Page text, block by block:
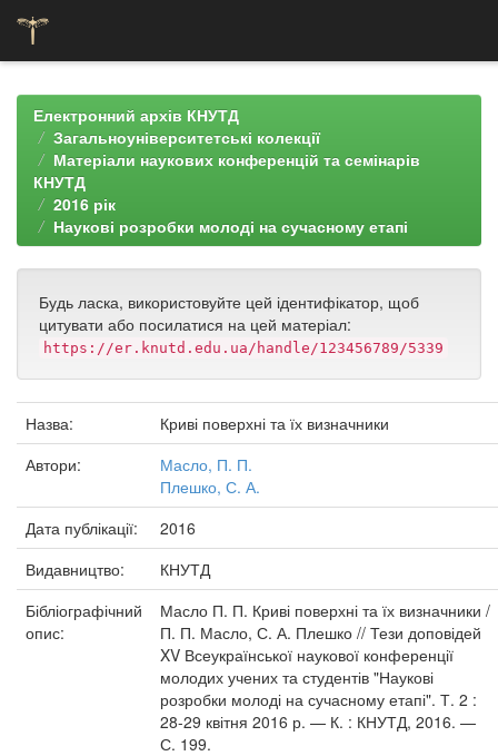
navigationЕлектронний архів КНУТД
Загальноуніверситетські колекції
Матеріали наукових конференцій та семінарів
КНУТД
2016 рік
Наукові розробки молоді на сучасному етапі
Будь ласка, використовуйте цей ідентифікатор, щоб
цитувати або посилатися на цей матеріал:
https://er.knutd.edu.ua/handle/123456789/5339
Назва:
Криві поверхні та їх визначники
Автори:
Масло, П. П.
Плешко, С. А.
Дата публікації:
2016
Видавництво:
КНУТД
Бібліографічний
опис:
Масло П. П. Криві поверхні та їх визначники /
П. П. Масло, С. А. Плешко // Тези доповідей
XV Всеукраїнської наукової конференції
молодих учених та студентів "Наукові
розробки молоді на сучасному етапі". Т. 2 :
28-29 квітня 2016 р. — К. : КНУТД, 2016. —
С. 199.